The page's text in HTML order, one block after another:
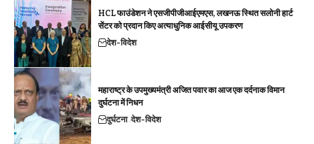
HCL फाउंडेशन ने एसजीपीजीआईएमएस, लखनऊ स्थित सलोनी हार्ट
सेंटर को प्रदान किए अत्याधुनिक आईसीयू उपकरण
देश-विदेश
महाराष्ट्र के उपमुख्यमंत्री अजित पवार का आज एक दर्दनाक विमान
दुर्घटना में निधन
दुर्घटना देश-विदेश